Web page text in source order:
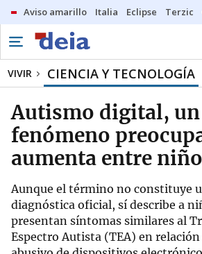
Aviso amarillo Italia Eclipse Terzic
VIVIR CIENCIA Y TECNOLOGÍA
Autismo digital, un
fenómeno
aumenta entre
Aunque el término no constituye
diagnóstica oficial, sí describe a
presentan síntomas similares al
Espectro Autista (TEA) en